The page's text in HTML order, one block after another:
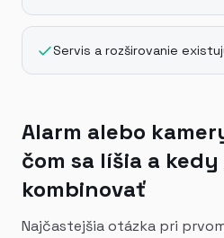
Servis a rozširovanie
Alarm alebo
čom sa líšia a
kombinovať
Najčastejšia otázka pri